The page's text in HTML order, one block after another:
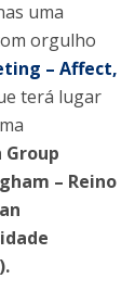
uma
orgulho
– Affect,
terá lugar
Group
– Reino